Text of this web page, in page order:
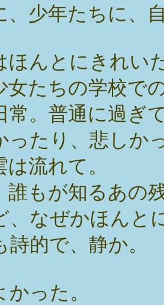
、少年たちに、
ほんとにきれい
女たちの学校で
常。普通に過ぎ
ったり、悲しか
は流れて。
誰もが知るあの
、なぜかほんと
詩的で、静か。
かった。